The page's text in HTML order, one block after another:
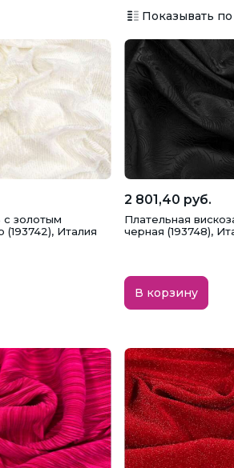
Полотенца Постельное белье
одежда Сумки
Трикотажные изделия
Показывать по
с золотым
Италия
2 801,40 руб.
Плательная
черная (193748),
В корзину